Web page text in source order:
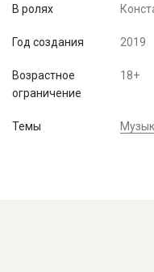
В ролях
Год создания 2019
Возрастное
ограничение
18+
Темы